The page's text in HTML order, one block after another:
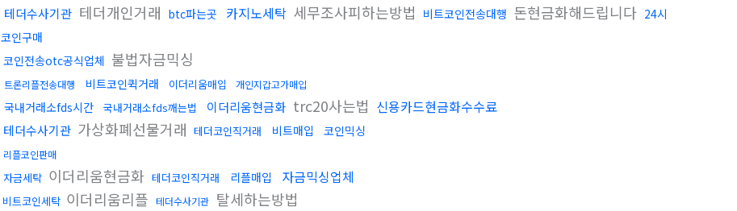
테더수사기관 테더개인거래 btc파는곳 카지노세탁 세무조사피하는방법 비트코인전송대행 돈현금화해드립니다 24시
코인구매
코인전송otc공식업체 불법자금믹싱
트론리플전송대행 비트코인퀵거래 이더리움매입 개인지갑고가매입
국내거래소fds시간 국내거래소fds깨는법 이더리움현금화 trc20사는법 신용카드현금화수수료
테더수사기관 가상화폐선물거래 테더코인직거래 비트매입 코인믹싱
리플코인판매
자금세탁 이더리움현금화 테더코인직거래 리플매입 자금믹싱업체
비트코인세탁 이더리움리플 테더수사기관 탈세하는방법